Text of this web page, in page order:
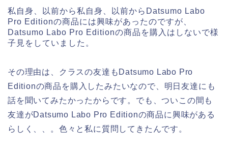
私自身、以前から私自身、以前からDatsumo Labo
Pro Editionの商品には興味があったのですが、
Datsumo Labo Pro Editionの商品を購入はしないで様
子見をしていました。
その理由は、クラスの友達もDatsumo Labo Pro
Editionの商品を購入したみたいなので、明日友達にも
話を聞いてみたかったからです。でも、ついこの間も
友達がDatsumo Labo Pro Editionの商品に興味がある
らしく、、。色々と私に質問してきたんです。